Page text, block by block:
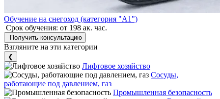
Обучение на снегоход (категория "A1")
Срок обучения: от 198 ак. час.
Получить консультацию
Взгляните на эти категории
❮
Лифтовое хозяйство
Сосуды,
работающие под давлением, газ
Промышленная безопасность